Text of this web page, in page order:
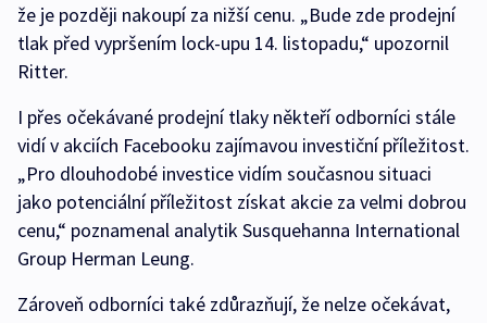
že je později nakoupí za nižší cenu. „Bude zde prodejní
tlak před vypršením lock-upu 14. listopadu,“ upozornil
Ritter.
I přes očekávané prodejní tlaky někteří odborníci stále
vidí v akciích Facebooku zajímavou investiční příležitost.
„Pro dlouhodobé investice vidím současnou situaci
jako potenciální příležitost získat akcie za velmi dobrou
cenu,“ poznamenal analytik Susquehanna International
Group Herman Leung.
Zároveň odborníci také zdůrazňují, že nelze očekávat,